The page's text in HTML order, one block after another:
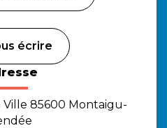
écrire
85600 Montaigu-